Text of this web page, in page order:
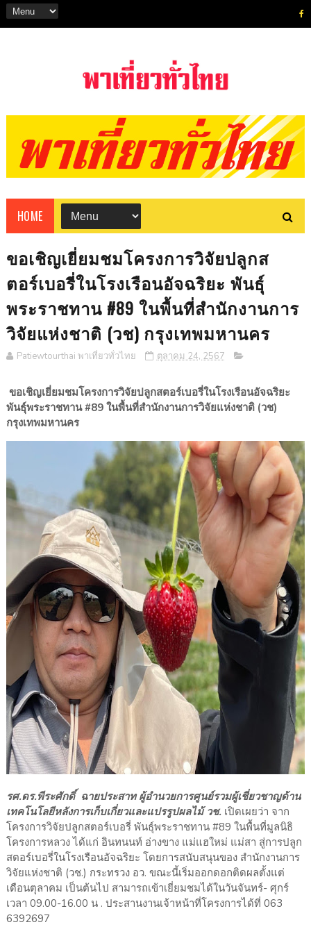
HOME
ขอเชิญเยี่ยมชมโครงการวิจัยปลูกส
ตอร์เบอรี่ในโรงเรือนอัจฉริยะ พันธุ์
พระราชทาน #89 ในพื้นที่สำนักงานการ
วิจัยแห่งชาติ (วช) กรุงเทพมหานคร
Patiewtourthai พาเที่ยวทั่วไทย ตุลาคม 24, 2567
ขอเชิญเยี่ยมชมโครงการวิจัยปลูกสตอร์เบอรี่ในโรงเรือนอัจฉริยะ
พันธุ์พระราชทาน #89 ในพื้นที่สำนักงานการวิจัยแห่งชาติ (วช)
กรุงเทพมหานคร
รศ.ดร.พีระศักดิ์ ฉายประสาท ผู้อำนวยการศูนย์รวมผู้เชี่ยวชาญด้าน
เทคโนโลยีหลังการเก็บเกี่ยวและแปรรูปผลไม้ วช.เปิดเผยว่า จาก
โครงการวิจัยปลูกสตอร์เบอรี่ พันธุ์พระราชทาน #89 ในพื้นที่มูลนิธิ
โครงการหลวง ได้แก่ อินทนนท์ อ่างขาง แม่แฮใหม่ แม่สา สู่การปลูก
สตอร์เบอรี่ในโรงเรือนอัจฉริยะ โดยการสนับสนุนของ สำนักงานการ
วิจัยแห่งชาติ (วช.) กระทรวง อว. ขณะนี้เริ่มออกดอกติดผลตั้งแต่
เดือนตุลาคม เป็นต้นไป สามารถเข้าเยี่ยมชมได้ในวันจันทร์- ศุกร์
เวลา 09.00-16.00 น . ประสานงานเจ้าหน้าที่โครงการได้ที่ 063
6392697